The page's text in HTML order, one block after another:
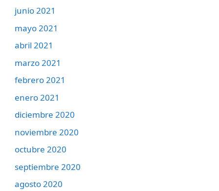
junio 2021
mayo 2021
abril 2021
marzo 2021
febrero 2021
enero 2021
diciembre 2020
noviembre 2020
octubre 2020
septiembre 2020
agosto 2020